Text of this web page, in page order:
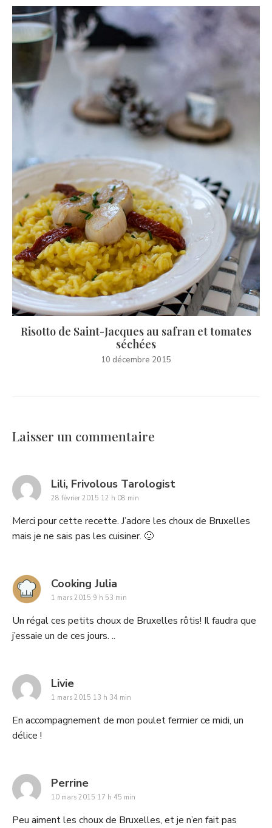
Risotto de Saint-Jacques au safran et tomates
séchées
10 décembre 2015
Laisser un commentaire
Lili, Frivolous Tarologistsays:
28 février 2015 12 h 08 min
Merci pour cette recette. J’adore les choux de Bruxelles
mais je ne sais pas les cuisiner. 🙂
Cooking Julia
1 mars 2015 9 h 53 min
Un régal ces petits choux de Bruxelles rôtis! Il faudra que
j’essaie un de ces jours. ..
Liviesays:
1 mars 2015 13 h 34 min
En accompagnement de mon poulet fermier ce midi, un
délice !
Perrinesays:
10 mars 2015 17 h 45 min
Peu aiment les choux de Bruxelles, et je n’en fait pas